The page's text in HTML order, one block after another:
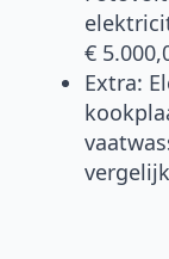
€
Extra: